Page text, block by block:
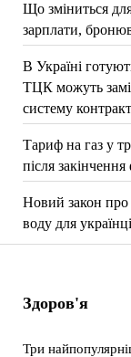
Що зміниться
зарплати,
В Україні
ТЦК можуть
систему
Тариф на газ у
після закінчення
Новий закон
воду для
Здоров'я
Три